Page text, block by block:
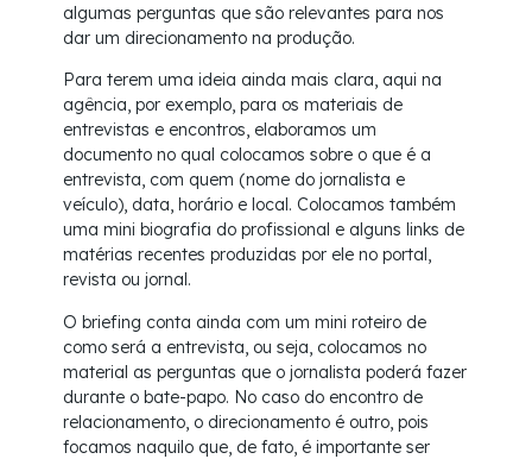
algumas perguntas que são relevantes para nos
dar um direcionamento na produção.
Para terem uma ideia ainda mais clara, aqui na
agência, por exemplo, para os materiais de
entrevistas e encontros, elaboramos um
documento no qual colocamos sobre o que é a
entrevista, com quem (nome do jornalista e
veículo), data, horário e local. Colocamos também
uma mini biografia do profissional e alguns links de
matérias recentes produzidas por ele no portal,
revista ou jornal.
O briefing conta ainda com um mini roteiro de
como será a entrevista, ou seja, colocamos no
material as perguntas que o jornalista poderá fazer
durante o bate-papo. No caso do encontro de
relacionamento, o direcionamento é outro, pois
focamos naquilo que, de fato, é importante ser